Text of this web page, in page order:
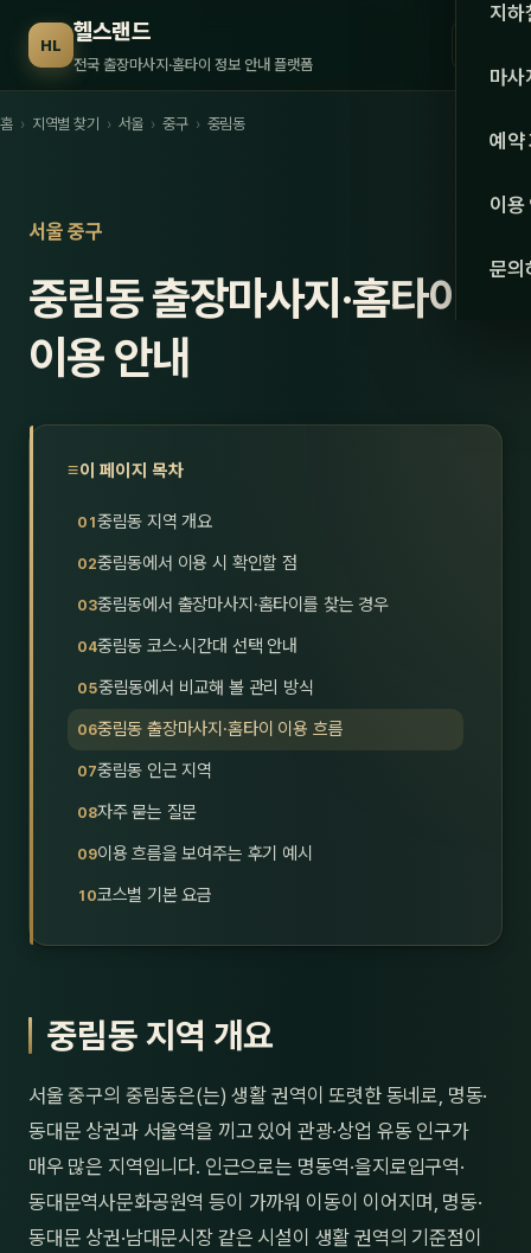
HL 헬스랜드
전국 출장마사지·홈타이 정보 안내 플랫폼 서울
강원·
강원
충북
울산
지하
마사
관리
스
24
예약
이용
문의
홈 › 지역별 찾기 › 서울 › 중구 › 중림동
서울 중구
중림동 출장마사지·홈타이
이용 안내
이 페이지 목차
중림동 지역 개요
중림동에서 이용 시 확인할 점
중림동에서 출장마사지·홈타이를 찾는 경우
중림동 코스·시간대 선택 안내
중림동에서 비교해 볼 관리 방식
중림동 출장마사지·홈타이 이용 흐름
중림동 인근 지역
자주 묻는 질문
이용 흐름을 보여주는 후기 예시
코스별 기본 요금
중림동 지역 개요
서울 중구의 중림동은(는) 생활 권역이 또렷한 동네로, 명동·
동대문 상권과 서울역을 끼고 있어 관광·상업 유동 인구가
매우 많은 지역입니다. 인근으로는 명동역·을지로입구역·
동대문역사문화공원역 등이 가까워 이동이 이어지며, 명동·
동대문 상권·남대문시장 같은 시설이 생활 권역의 기준점이